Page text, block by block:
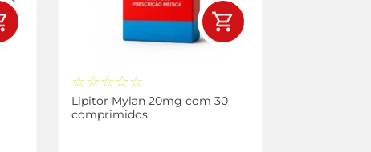
☆☆☆☆☆
Lipitor Mylan 20mg com 30
comprimidos